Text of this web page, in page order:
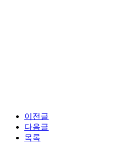
이전글
다음글
목록